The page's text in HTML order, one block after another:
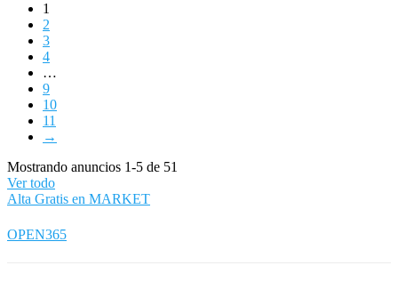
1
2
3
4
…
9
10
11
→
Mostrando anuncios 1-5 de 51
Ver todo
Alta Gratis en MARKET
OPEN365